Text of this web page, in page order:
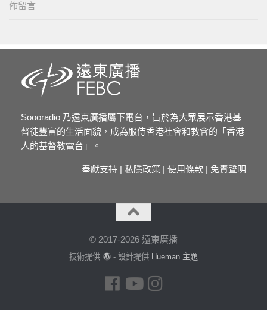
佈留言
Soooradio 乃遠東廣播屬下電台，旨於為大眾展示香港基
督徒豐富的生活面貌，成為服侍香港社會和教會的「香港
人的基督教電台」。
奉獻支持 | 私隱政策 | 使用條款 | 免責聲明
© 2017-2026 遠東廣播
技術提供 - 設計提供 Hueman 主題